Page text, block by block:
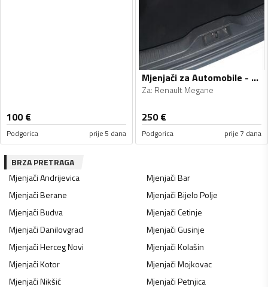
100€
Podgorica prije 5 dana
Mjenjači za Automobile - Renault - Megane - 2011, 2013
Za: Renault Megane
250€
Podgorica prije 7 dana
BRZA PRETRAGA
MjenjačiAndrijevica MjenjačiBar
MjenjačiBerane MjenjačiBijelo Polje
MjenjačiBudva MjenjačiCetinje
MjenjačiDanilovgrad MjenjačiGusinje
MjenjačiHerceg Novi MjenjačiKolašin
MjenjačiKotor MjenjačiMojkovac
MjenjačiNikšić MjenjačiPetnjica